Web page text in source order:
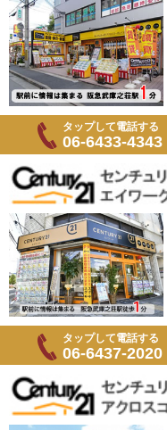
タップして電話する
06-6433-4343
タップして電話する
06-6437-2020